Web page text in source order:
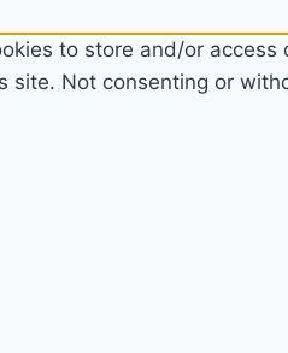
to store and/or
site. Not consenting or